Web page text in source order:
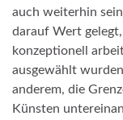
auch weiterhin
darauf Wert
konzeptionell
ausgewählt
anderem, die
Künsten